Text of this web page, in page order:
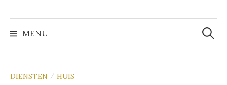
MENU
Zoeken
naar:
DIENSTEN / HUIS